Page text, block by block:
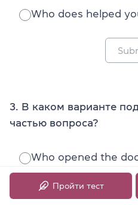
Who does helped
3. В каком варианте
частью вопроса?
Who opened the
What made that
Пройти тест